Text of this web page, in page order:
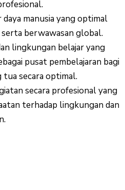
manusia yang optimal
berwawasan global.
lingkungan belajar yang
pusat pembelajaran bagi
tua secara optimal.
secara profesional yang
terhadap lingkungan dan